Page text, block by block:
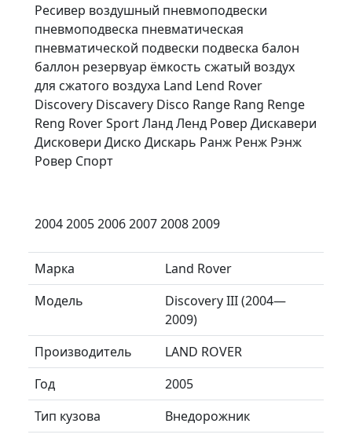
Ресивер воздушный пневмоподвески
пневмоподвеска пневматическая
пневматической подвески подвеска балон
баллон резервуар ёмкость сжатый воздух
для сжатого воздуха Land Lend Rover
Discovery Discavery Disco Range Rang Renge
Reng Rover Sport Ланд Ленд Ровер Дискавери
Дисковери Диско Дискарь Ранж Ренж Рэнж
Ровер Спорт
2004 2005 2006 2007 2008 2009
Марка
Land Rover
Модель
Discovery III (2004—
2009)
Производитель
LAND ROVER
Год
2005
Тип кузова
Внедорожник